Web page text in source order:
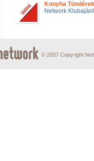
Konyha
Network
© 2007 Copyright